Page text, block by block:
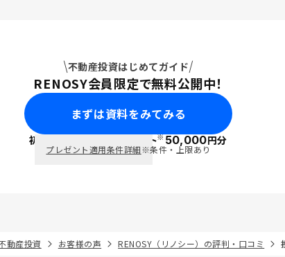
不動産投資はじめてガイド
RENOSY会員限定で無料公開中！
まずは資料をみてみる
初回面談で ポイント※50,000円分
プレゼント適用条件詳細※条件・上限あり
動産投資 お客様の声 RENOSY（リノシー）の評判・口コミ